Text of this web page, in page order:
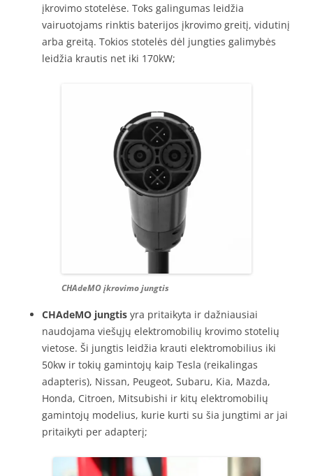
įkrovimo stotelėse. Toks galingumas leidžia
vairuotojams rinktis baterijos įkrovimo greitį, vidutinį
arba greitą. Tokios stotelės dėl jungties galimybės
leidžia krautis net iki 170kW;
CHAdeMO įkrovimo jungtis
CHAdeMO jungtis yra pritaikyta ir dažniausiai
naudojama viešųjų elektromobilių krovimo stotelių
vietose. Ši jungtis leidžia krauti elektromobilius iki
50kw ir tokių gamintojų kaip Tesla (reikalingas
adapteris), Nissan, Peugeot, Subaru, Kia, Mazda,
Honda, Citroen, Mitsubishi ir kitų elektromobilių
gamintojų modelius, kurie kurti su šia jungtimi ar jai
pritaikyti per adapterį;